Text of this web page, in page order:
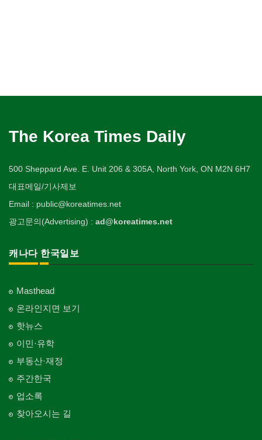
The Korea Times Daily
500 Sheppard Ave. E. Unit 206 & 305A, North York, ON M2N 6H7
대표메일/기사제보
Email : public@koreatimes.net
광고문의(Advertising) : ad@koreatimes.net
캐나다 한국일보
Masthead
온라인지면 보기
핫뉴스
이민·유학
부동산·재정
주간한국
업소록
찾아오시는 길